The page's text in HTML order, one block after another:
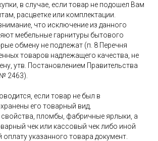
в случае, если товар не подошел Вам
расцветке или комплектации.
что исключение из данного
мебельные гарнитуры бытового
обмену не подлежат (п. 8 Перечня
товаров надлежащего качества, не
утв. Постановлением Правительства
2463).
если товар не был в
его товарный вид,
свойства, пломбы, фабричные ярлыки, а
чек или кассовый чек либо иной
указанного товара документ.